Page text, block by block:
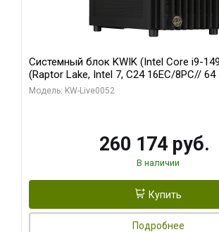
Системный блок KWIK (Intel Core i9-
(Raptor Lake, Intel 7, C24 16EC/8PC//
Zotac RTX5060Ti AMP 16GB GDDR7
Модель: KW-Live0052
260 174 руб.
В наличии
Купить
Подробнее